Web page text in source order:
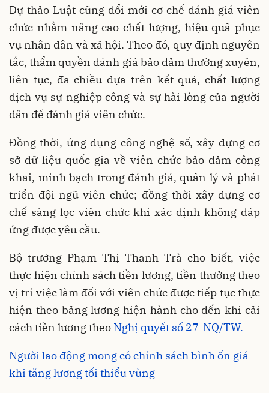
Dự thảo Luật cũng đổi mới cơ chế đánh giá viên
chức nhằm nâng cao chất lượng, hiệu quả phục
vụ nhân dân và xã hội. Theo đó, quy định nguyên
tắc, thẩm quyền đánh giá bảo đảm thường xuyên,
liên tục, đa chiều dựa trên kết quả, chất lượng
dịch vụ sự nghiệp công và sự hài lòng của người
dân để đánh giá viên chức.
Đồng thời, ứng dụng công nghệ số, xây dựng cơ
sở dữ liệu quốc gia về viên chức bảo đảm công
khai, minh bạch trong đánh giá, quản lý và phát
triển đội ngũ viên chức; đồng thời xây dựng cơ
chế sàng lọc viên chức khi xác định không đáp
ứng được yêu cầu.
Bộ trưởng Phạm Thị Thanh Trà cho biết, việc
thực hiện chính sách tiền lương, tiền thưởng theo
vị trí việc làm đối với viên chức được tiếp tục thực
hiện theo bảng lương hiện hành cho đến khi cải
cách tiền lương theo Nghị quyết số 27-NQ/TW.
Người lao động mong có chính sách bình ổn giá
khi tăng lương tối thiểu vùng